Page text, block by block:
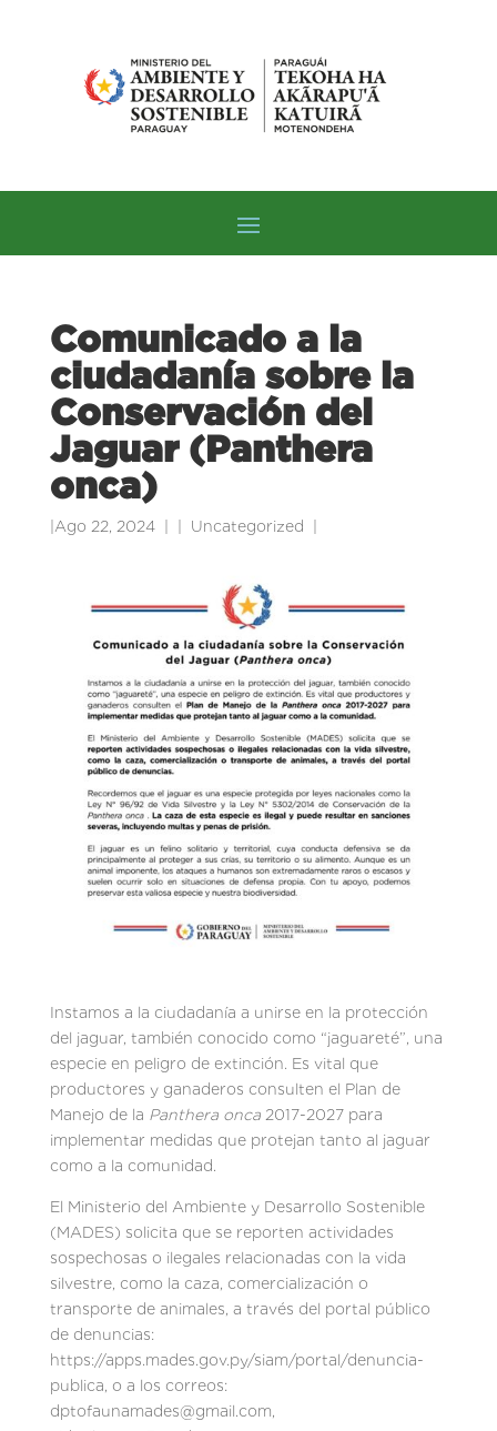
Comunicado a la
ciudadanía sobre la
Conservación del
Jaguar (Panthera
onca)
Ago 22, 2024 Uncategorized
Instamos a la ciudadanía a unirse en la protección
del jaguar, también conocido como “jaguareté”, una
especie en peligro de extinción. Es vital que
productores y ganaderos consulten el Plan de
Manejo de la Panthera onca2017-2027 para
implementar medidas que protejan tanto al jaguar
como a la comunidad.
El Ministerio del Ambiente y Desarrollo Sostenible
(MADES) solicita que se reporten actividades
sospechosas o ilegales relacionadas con la vida
silvestre, como la caza, comercialización o
transporte de animales, a través del portal público
de denuncias:
https://apps.mades.gov.py/siam/portal/denuncia-
publica, o a los correos:
dptofaunamades@gmail.com,